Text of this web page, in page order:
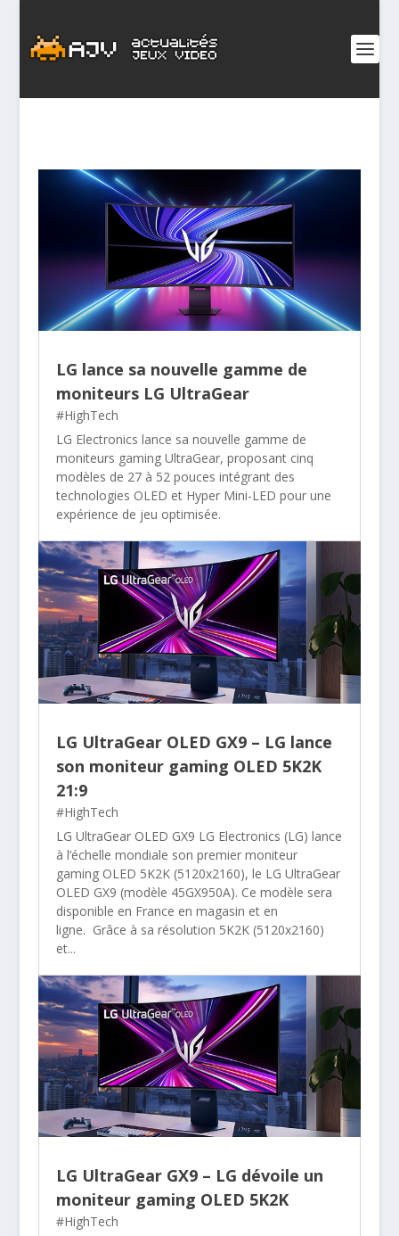
LG lance sa nouvelle gamme de
moniteurs LG UltraGear
#HighTech
LG Electronics lance sa nouvelle gamme de
moniteurs gaming UltraGear, proposant cinq
modèles de 27 à 52 pouces intégrant des
technologies OLED et Hyper Mini-LED pour une
expérience de jeu optimisée.
LG UltraGear OLED GX9 – LG lance
son moniteur gaming OLED 5K2K
21:9
#HighTech
LG UltraGear OLED GX9 LG Electronics (LG) lance
à l’échelle mondiale son premier moniteur
gaming OLED 5K2K (5120x2160), le LG UltraGear
OLED GX9 (modèle 45GX950A). Ce modèle sera
disponible en France en magasin et en
ligne. Grâce à sa résolution 5K2K (5120x2160)
et...
LG UltraGear GX9 – LG dévoile un
moniteur gaming OLED 5K2K
#HighTech